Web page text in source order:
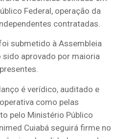
Federal, operação da
contratadas.
submetido à Assembleia
sido aprovado por maioria
é verídico, auditado e
como pelas
pelo Ministério Público
Cuiabá seguirá firme no